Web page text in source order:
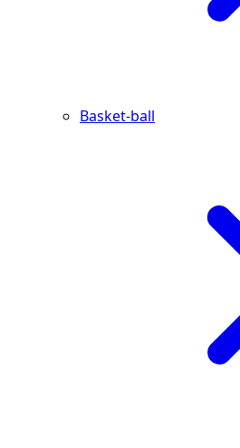
Basket-ball